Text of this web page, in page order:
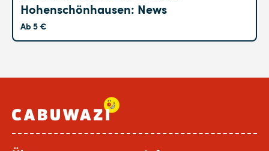
Hohenschönhausen: News
Ab 5 €